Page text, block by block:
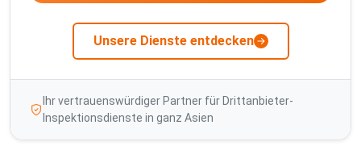
Unsere Dienste entdecken
Ihr vertrauenswürdiger Partner für Drittanbieter-
Inspektionsdienste in ganz Asien